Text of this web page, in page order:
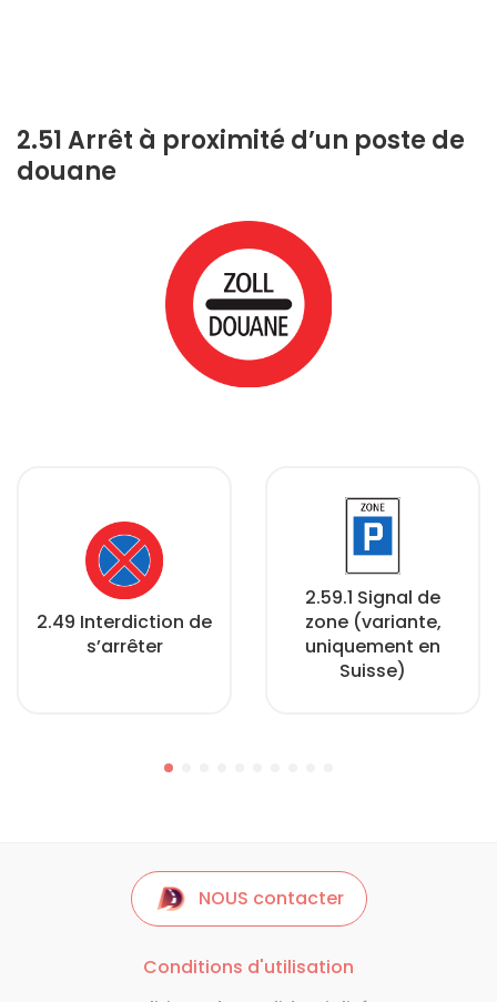
2.51 Arrêt à proximité d’un poste de
douane
2.49 Interdiction de
s’arrêter
2.59.1 Signal de
zone (variante,
uniquement en
Suisse)
NOUS contacter
Conditions d'utilisation